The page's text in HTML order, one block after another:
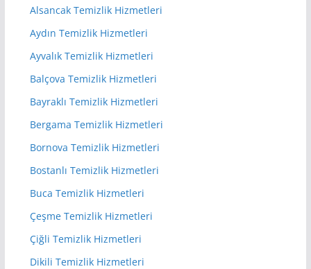
Alsancak Temizlik Hizmetleri
Aydın Temizlik Hizmetleri
Ayvalık Temizlik Hizmetleri
Balçova Temizlik Hizmetleri
Bayraklı Temizlik Hizmetleri
Bergama Temizlik Hizmetleri
Bornova Temizlik Hizmetleri
Bostanlı Temizlik Hizmetleri
Buca Temizlik Hizmetleri
Çeşme Temizlik Hizmetleri
Çiğli Temizlik Hizmetleri
Dikili Temizlik Hizmetleri